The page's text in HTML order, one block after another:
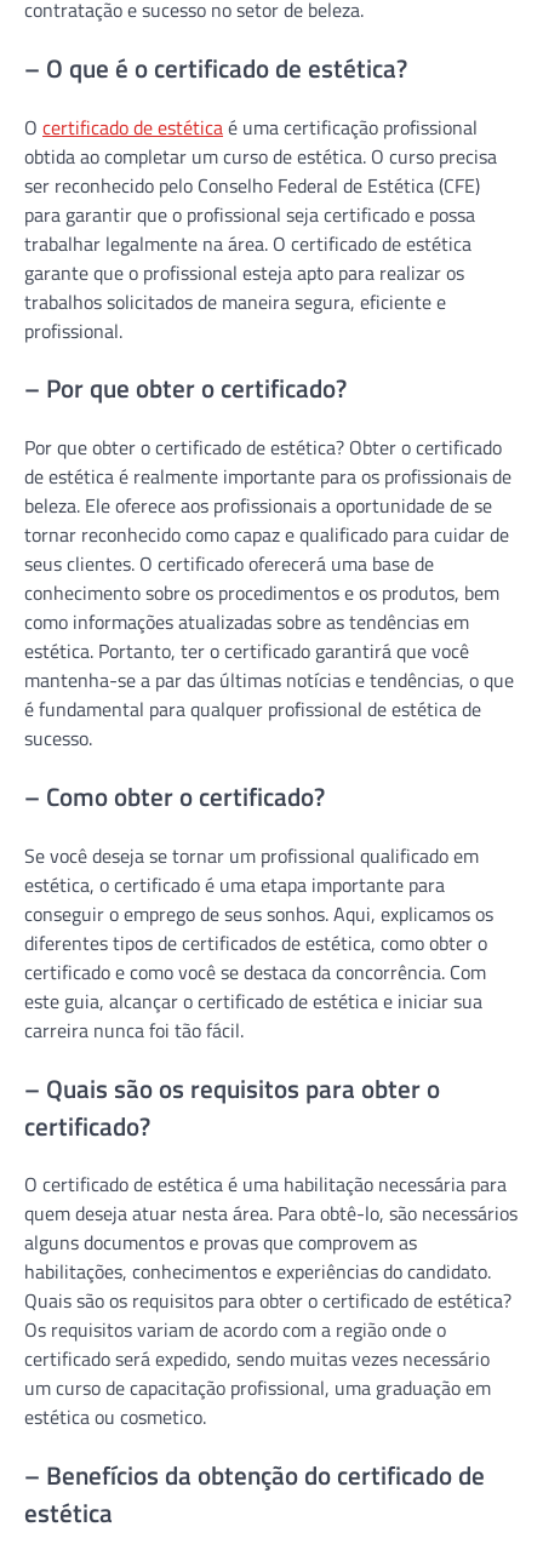
contratação e sucesso no setor de beleza.
– O que é o certificado de estética?
O certificado de estéticaé uma certificação profissional
obtida ao completar um curso de estética. O curso precisa
ser reconhecido pelo Conselho Federal de Estética (CFE)
para garantir que o profissional seja certificado e possa
trabalhar legalmente na área. O certificado de estética
garante que o profissional esteja apto para realizar os
trabalhos solicitados de maneira segura, eficiente e
profissional.
– Por que obter o certificado?
Por que obter o certificado de estética? Obter o certificado
de estética é realmente importante para os profissionais de
beleza. Ele oferece aos profissionais a oportunidade de se
tornar reconhecido como capaz e qualificado para cuidar de
seus clientes. O certificado oferecerá uma base de
conhecimento sobre os procedimentos e os produtos, bem
como informações atualizadas sobre as tendências em
estética. Portanto, ter o certificado garantirá que você
mantenha-se a par das últimas notícias e tendências, o que
é fundamental para qualquer profissional de estética de
sucesso.
– Como obter o certificado?
Se você deseja se tornar um profissional qualificado em
estética, o certificado é uma etapa importante para
conseguir o emprego de seus sonhos. Aqui, explicamos os
diferentes tipos de certificados de estética, como obter o
certificado e como você se destaca da concorrência. Com
este guia, alcançar o certificado de estética e iniciar sua
carreira nunca foi tão fácil.
– Quais são os requisitos para obter o
certificado?
O certificado de estética é uma habilitação necessária para
quem deseja atuar nesta área. Para obtê-lo, são necessários
alguns documentos e provas que comprovem as
habilitações, conhecimentos e experiências do candidato.
Quais são os requisitos para obter o certificado de estética?
Os requisitos variam de acordo com a região onde o
certificado será expedido, sendo muitas vezes necessário
um curso de capacitação profissional, uma graduação em
estética ou cosmetico.
– Benefícios da obtenção do certificado de
estética